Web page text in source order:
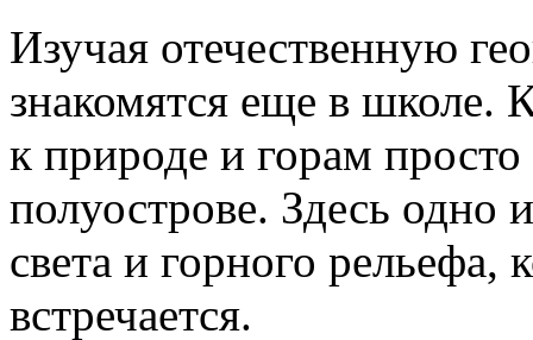
Изучая отечественную
знакомятся еще в
к природе и горам
полуострове. Здесь одно
света и горного рельефа,
встречается.